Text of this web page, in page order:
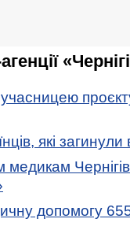
які загинули
медикам
допомогу